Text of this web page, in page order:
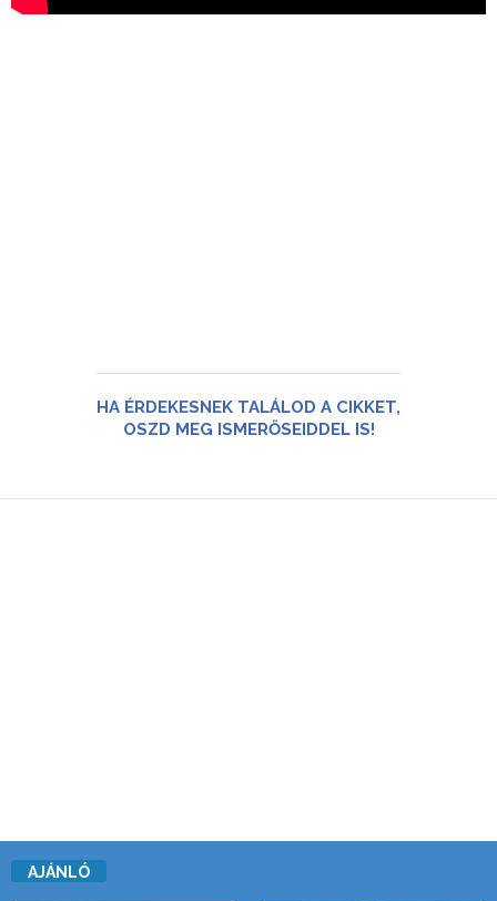
HA ÉRDEKESNEK TALÁLOD A CIKKET,
OSZD MEG ISMERŐSEIDDEL IS!
AJÁNLÓ